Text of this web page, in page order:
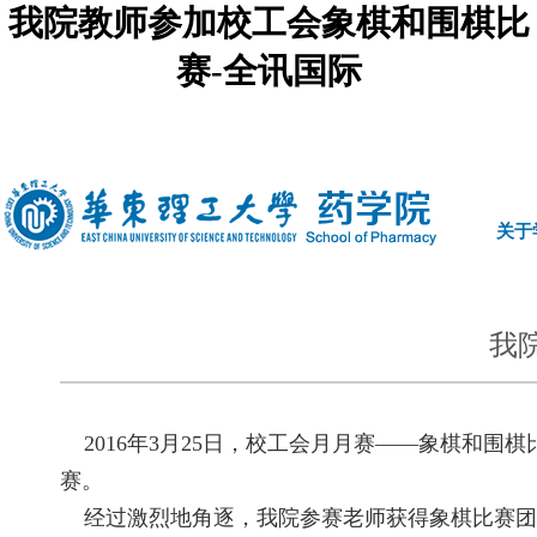
我院教师参加校工会象棋和围棋比
赛-全讯国际
关于
我
2016年3月25日，校工会月月赛——象棋和围棋
赛。
经过激烈地角逐，我院参赛老师获得象棋比赛